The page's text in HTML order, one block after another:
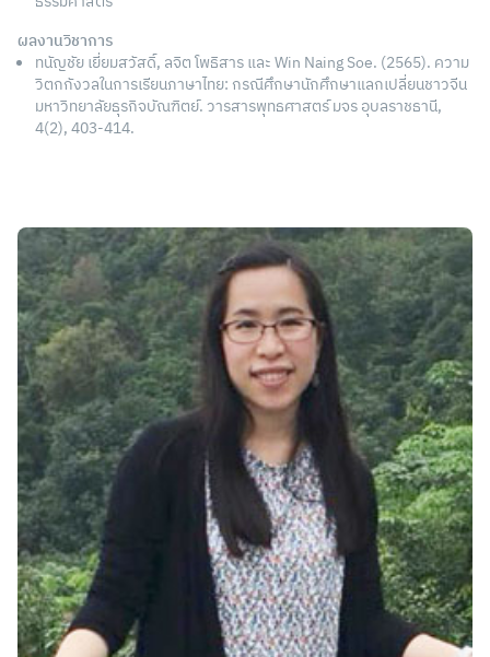
ผลงานวิชาการ
ทนัญชัย เยี่ยมสวัสดิ์, ลจิต โพธิสาร และ Win Naing Soe. (2565). ความ
วิตกกังวลในการเรียนภาษาไทย: กรณีศึกษานักศึกษาแลกเปลี่ยนชาวจีน
มหาวิทยาลัยธุรกิจบัณฑิตย์. วารสารพุทธศาสตร์ มจร อุบลราชธานี,
4(2), 403-414.